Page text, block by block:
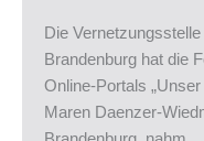
Die
Brandenburg hat die
Online-Portals
Maren Daenzer-